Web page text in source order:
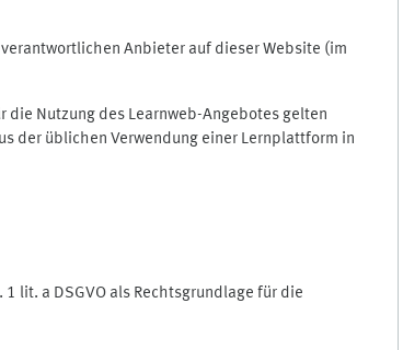
Anbieter auf dieser Website (im
die Nutzung des Learnweb-Angebotes gelten
der üblichen Verwendung einer Lernplattform in
lit. a DSGVO als Rechtsgrundlage für die